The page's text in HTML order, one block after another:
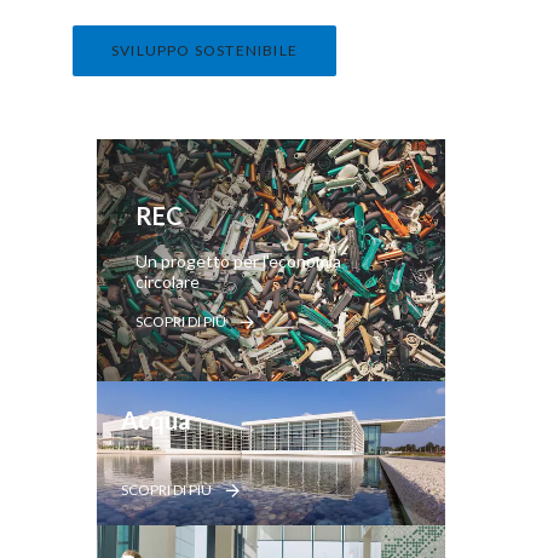
SVILUPPO SOSTENIBILE
REC
Un progetto per l'economia
circolare
SCOPRI DI PIÙ
Acqua
SCOPRI DI PIÙ